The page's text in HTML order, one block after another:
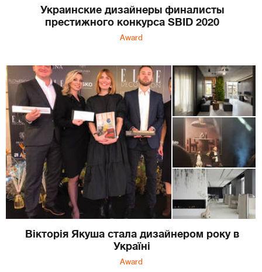
Украинские дизайнеры финалисты
престижного конкурса SBID 2020
Award
Вікторія Якуша стала дизайнером року в
Україні
Award